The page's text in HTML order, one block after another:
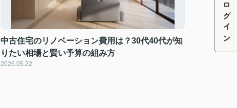
中古住宅のリノベーション費用は？30代40代が知
りたい相場と賢い予算の組み方
2026.05.22
ログイン